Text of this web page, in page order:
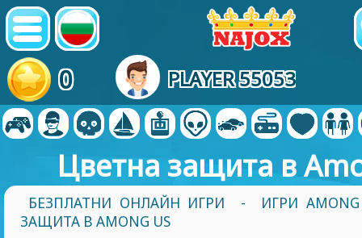
0 PLAYER 55053
Цветна защита в
БЕЗПЛАТНИ ОНЛАЙН ИГРИ -
ИГРИ
ЗАЩИТА В AMONG US